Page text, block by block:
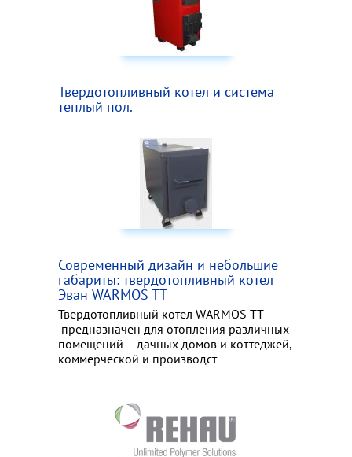
Твердотопливный котел и система
теплый пол.
Современный дизайн и небольшие
габариты: твердотопливный котел
Эван WARMOS TT
Твердотопливный котел WARMOS TT
предназначен для отопления различных
помещений – дачных домов и коттеджей,
коммерческой и производст